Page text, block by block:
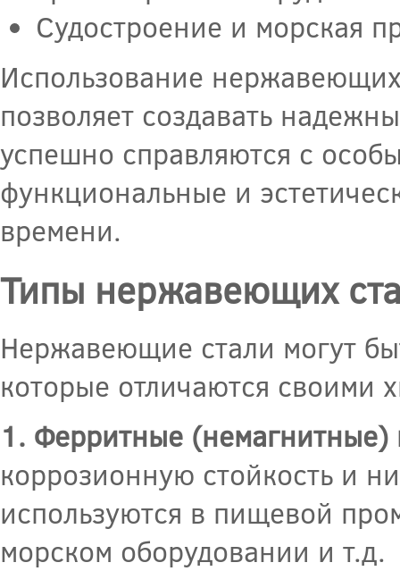
Судостроение и морская
Использование
позволяет создавать
успешно справляются с
функциональные и
времени.
Типы нержавеющих
Нержавеющие стали могут
которые отличаются своими
1. Ферритные
коррозионную стойкость и
используются в пищевой
морском оборудовании и т.д.